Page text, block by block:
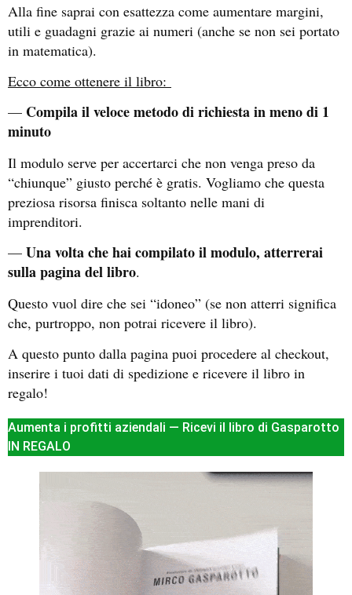
Alla fine saprai con esattezza come aumentare margini,
utili e guadagni grazie ai numeri (anche se non sei portato
in matematica).
Ecco come ottenere il libro:
— Compila il veloce metodo di richiesta in meno di 1
minuto
Il modulo serve per accertarci che non venga preso da
“chiunque” giusto perché è gratis. Vogliamo che questa
preziosa risorsa finisca soltanto nelle mani di
imprenditori.
— Una volta che hai compilato il modulo, atterrerai
sulla pagina del libro.
Questo vuol dire che sei “idoneo” (se non atterri significa
che, purtroppo, non potrai ricevere il libro).
A questo punto dalla pagina puoi procedere al checkout,
inserire i tuoi dati di spedizione e ricevere il libro in
regalo!
Aumenta i profitti aziendali — Ricevi il libro di Gasparotto
IN REGALO